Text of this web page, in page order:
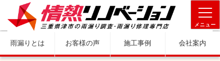
メニュー
雨漏りとは お客様の声 施工事例 会社案内